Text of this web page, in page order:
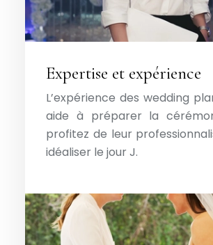
Expertise et expérience
L’expérience des wedding
aide à préparer la
profitez de leur
idéaliser le jour J.